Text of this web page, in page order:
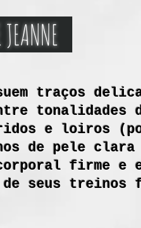
traços
tonalidades
e loiros
de pele clara
firme e
de seus